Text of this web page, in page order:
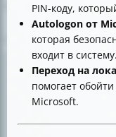
PIN-коду,
Autologon от
которая
входит в систему.
Переход на
помогает
Microsoft.